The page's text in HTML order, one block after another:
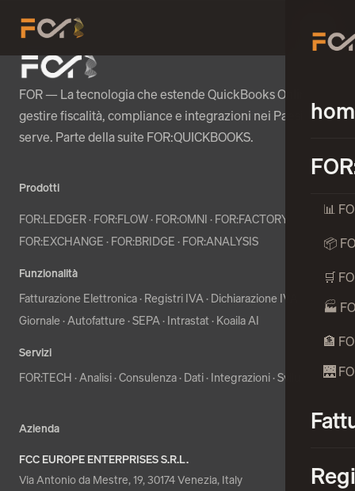
📊
📦
🛒
🏭
🏦
🌉
Menu
FOR — La tecnologia che estende QuickBooks Online per
gestire fiscalità, compliance e integrazioni nei Paesi dove
serve. Parte della suite FOR:QUICKBOOKS.
Prodotti
FOR:LEDGER· FOR:FLOW· FOR:OMNI · FOR:FACTORY
FOR:EXCHANGE · FOR:BRIDGE · FOR:ANALYSIS
Funzionalità
Fatturazione Elettronica· Registri IVA· Dichiarazione IVA
Libro
Giornale·Autofatture·SEPA· Intrastat· Koaila AI
Servizi
FOR:TECH ·Analisi·Consulenza· Dati· Integrazioni·Sviluppo
Azienda
FCC EUROPE ENTERPRISES S.R.L.
Via Antonio da Mestre, 19, 30174 Venezia, Italy